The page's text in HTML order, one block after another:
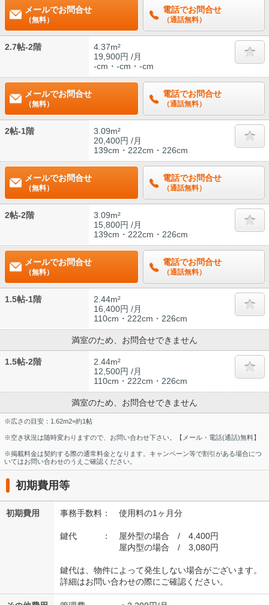
メールでお問合せ
（無料）
電話でお問合せ
（通話無料）
2.7帖-2階
4.37m²
19,900円 /月
-cm・-cm・-cm
メールでお問合せ
（無料）
電話でお問合せ
（通話無料）
2帖-1階
3.09m²
20,400円 /月
139cm・222cm・226cm
メールでお問合せ
（無料）
電話でお問合せ
（通話無料）
2帖-2階
3.09m²
15,800円 /月
139cm・222cm・226cm
メールでお問合せ
（無料）
電話でお問合せ
（通話無料）
1.5帖-1階
2.44m²
16,400円 /月
110cm・222cm・226cm
満室のため、お問合せできません
1.5帖-2階
2.44m²
12,500円 /月
110cm・222cm・226cm
満室のため、お問合せできません
※広さの目安：1.62m2=約1帖
※空き状況は随時変わりますので、お問い合わせ下さい。【メール・電話(通話)無料】
※掲載料金は契約する際の通常料金となります。キャンペーン等で割引がある場合につ
いてはお問い合わせのうえご確認ください。
初期費用等
初期費用 事務手数料： 使用料の1ヶ月分
鍵代 ： 屋外型の場合 / 4,400円
屋内型の場合 / 3,080円
鍵代は、物件によって発生しない場合がございます。
詳細はお問い合わせの際にご確認ください。